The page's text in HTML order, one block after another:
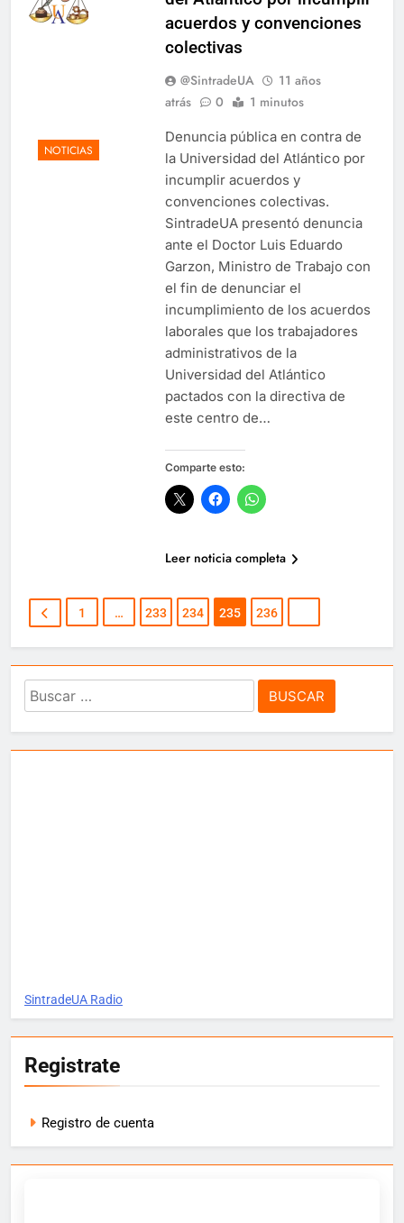
NOTICIAS
acuerdos y convenciones
colectivas
@SintradeUA
11 años
atrás
0 1 minutos
Denuncia pública en contra de
la Universidad del Atlántico por
incumplir acuerdos y
convenciones colectivas.
SintradeUA presentó denuncia
ante el Doctor Luis Eduardo
Garzon, Ministro de Trabajo con
el fin de denunciar el
incumplimiento de los acuerdos
laborales que los trabajadores
administrativos de la
Universidad del Atlántico
pactados con la directiva de
este centro de…
Comparte esto:
Leer noticia completa
1 … 233 234 235 236
Buscar:
SintradeUA Radio
Registrate
Registro de cuenta